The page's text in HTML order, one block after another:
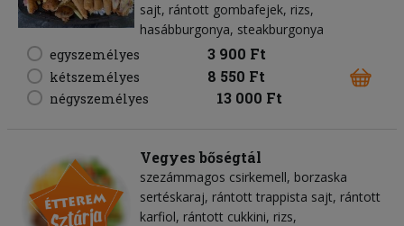
sajt, rántott gombafejek, rizs,
hasábburgonya, steakburgonya
egyszemélyes
3 900 Ft
kétszemélyes 8 550 Ft
négyszemélyes 13 000 Ft
Vegyes bőségtál
szezámmagos csirkemell, borzaska
sertéskaraj, rántott trappista sajt, rántott
karfiol, rántott cukkini, rizs,